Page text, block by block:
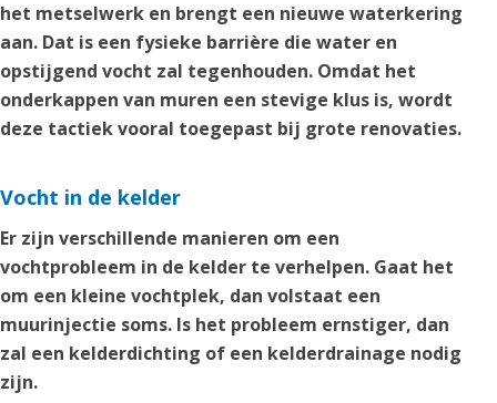
het metselwerk en brengt een nieuwe waterkering
aan. Dat is een fysieke barrière die water en
opstijgend vocht zal tegenhouden. Omdat het
onderkappen van muren een stevige klus is, wordt
deze tactiek vooral toegepast bij grote renovaties.
Vocht in de kelder
Er zijn verschillende manieren om een
vochtprobleem in de kelder te verhelpen. Gaat het
om een kleine vochtplek, dan volstaat een
muurinjectie soms. Is het probleem ernstiger, dan
zal een kelderdichting of een kelderdrainage nodig
zijn.